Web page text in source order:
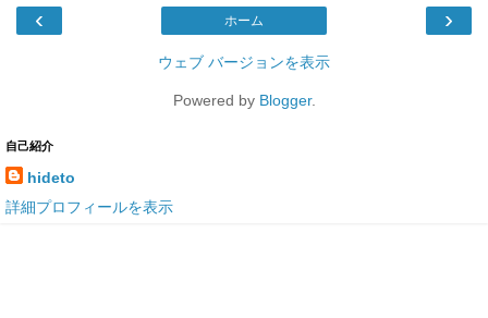
‹ ›
ホーム
ウェブ バージョンを表示
Powered by Blogger.
自己紹介
hideto
詳細プロフィールを表示